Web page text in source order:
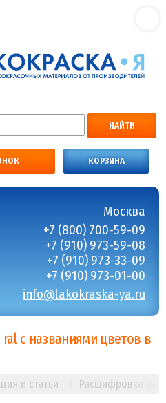
НАЙТИ
КОРЗИНА
Москва
+7 (800) 700-59-09
+7 (910) 973-59-08
+7 (910) 973-33-09
+7 (910) 973-01-00
info@lakokraska-ya.ru
с названиями цветов в
и статьи Расшифровка